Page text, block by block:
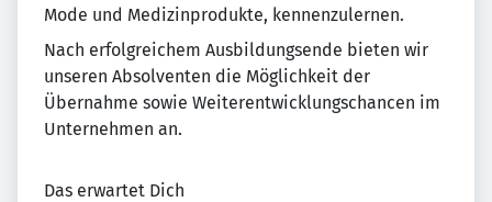
Mode und Medizinprodukte, kennenzulernen.
Nach erfolgreichem Ausbildungsende bieten wir
unseren Absolventen die Möglichkeit der
Übernahme sowie Weiterentwicklungschancen im
Unternehmen an.
Das erwartet Dich